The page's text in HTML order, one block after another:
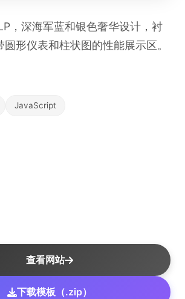
，深海军蓝和银色奢华设计，衬
形仪表和柱状图的性能展示区。
JavaScript
查看网站
下载模板（.zip）